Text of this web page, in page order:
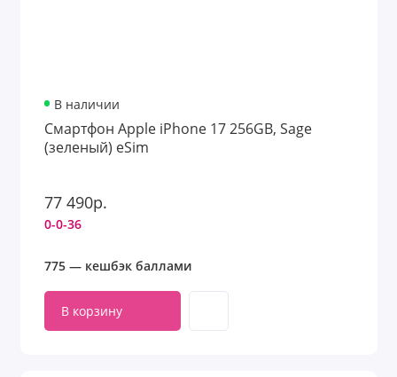
В наличии
Смартфон Apple iPhone 17 256GB, Sage
(зеленый) eSim
77 490р.
0-0-36
775 — кешбэк баллами
В корзину